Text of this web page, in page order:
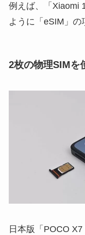
例えば、「Xiaomi
ように「eSIM」の
2枚の物理SIMを
日本版「POCO